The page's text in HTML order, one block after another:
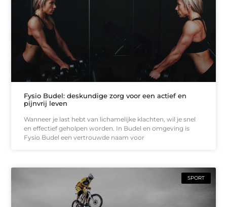
Fysio Budel: deskundige zorg voor een actief en
pijnvrij leven
Wanneer je last hebt van lichamelijke klachten, wil je snel
en effectief geholpen worden. In Budel en omgeving is
Fysio Budel een vertrouwde naam voor
SPORT